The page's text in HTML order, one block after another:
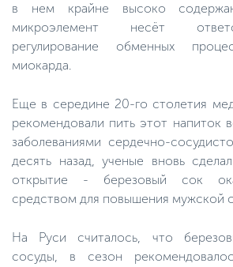
в нем крайне высоко
микроэлемент несёт
регулирование обменных
миокарда.
Еще в середине 20-го столетия
рекомендовали пить этот напиток
заболеваниями сердечно-
десять назад, ученые вновь
открытие - березовый сок
средством для повышения мужской
На Руси считалось, что
сосуды, в сезон